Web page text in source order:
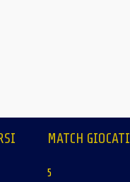
MATCH GIOCATI
5